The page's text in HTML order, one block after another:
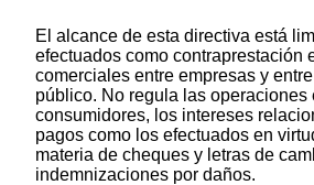
El alcance de esta directiva está
efectuados como contraprestación
comerciales entre empresas y
público. No regula las operaciones
consumidores, los intereses
pagos como los efectuados en
materia de cheques y letras de
indemnizaciones por daños.